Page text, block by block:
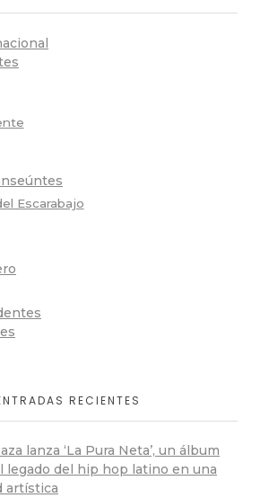
Escarabajo
RECIENTES
lanza ‘La Pura Neta’, un álbum
legado del hip hop latino en una
artística